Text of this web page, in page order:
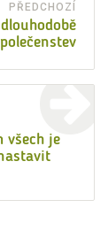
PŘEDCHOZÍ
všech je